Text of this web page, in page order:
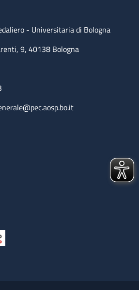
- Universitaria di Bologna
9, 40138 Bologna